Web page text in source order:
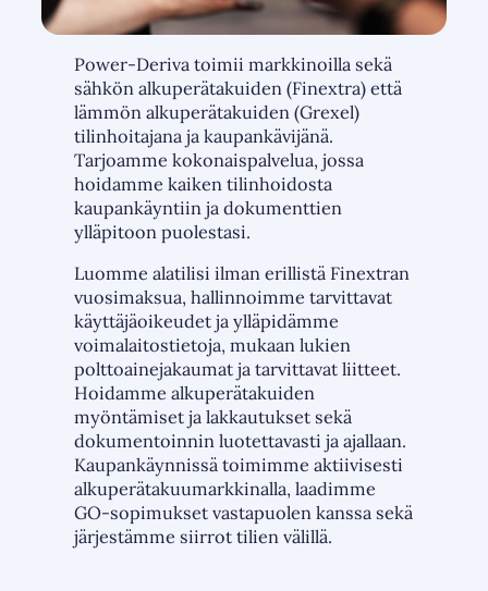
Power-Deriva toimii markkinoilla sekä
sähkön alkuperätakuiden (Finextra) että
lämmön alkuperätakuiden (Grexel)
tilinhoitajana ja kaupankävijänä.
Tarjoamme kokonaispalvelua, jossa
hoidamme kaiken tilinhoidosta
kaupankäyntiin ja dokumenttien
ylläpitoon puolestasi.
Luomme alatilisi ilman erillistä Finextran
vuosimaksua, hallinnoimme tarvittavat
käyttäjäoikeudet ja ylläpidämme
voimalaitostietoja, mukaan lukien
polttoainejakaumat ja tarvittavat liitteet.
Hoidamme alkuperätakuiden
myöntämiset ja lakkautukset sekä
dokumentoinnin luotettavasti ja ajallaan.
Kaupankäynnissä toimimme aktiivisesti
alkuperätakuumarkkinalla, laadimme
GO-sopimukset vastapuolen kanssa sekä
järjestämme siirrot tilien välillä.